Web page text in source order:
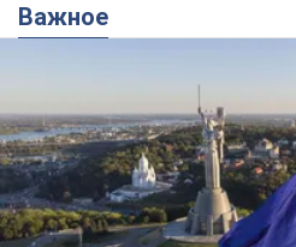
Важное